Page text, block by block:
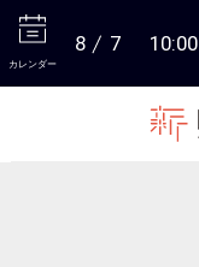
カレンダー
8 7 10:00